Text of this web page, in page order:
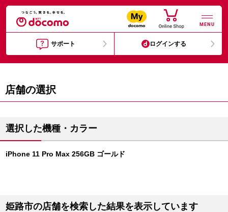
MENU
サポート ログインする
店舗の選択
選択した機種・カラー
iPhone 11 Pro Max 256GB ゴールド
姫路市の店舗を検索した結果を表示しています